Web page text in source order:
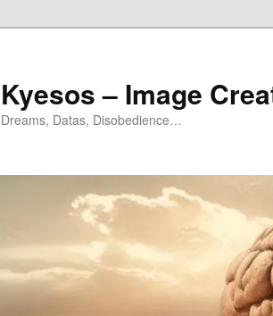
Kyesos – Image
Dreams, Datas, Disobedience…